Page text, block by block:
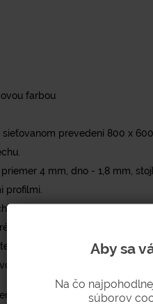
farbou
prevedení 800 x
4 mm, dno - 1,8 mm,
profilmi.
kontrolu obsahu.
slúžia na bezpečné stohovanie.
alebo žeriavom.
vnútorných aj vonkajších
800 × 600 × 600 mm je
Aby sa
Na čo
súborov